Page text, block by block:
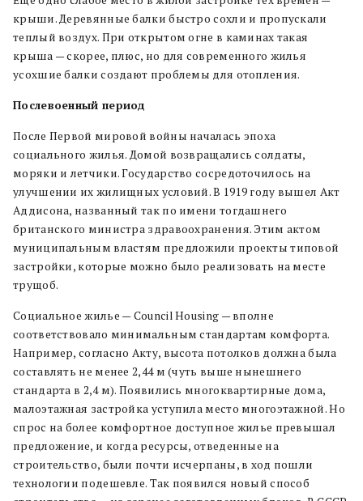
крыши. Деревянные балки быстро сохли и пропускали
теплый воздух. При открытом огне в каминах такая
крыша — скорее, плюс, но для современного жилья
усохшие балки создают проблемы для отопления.
Послевоенный период
После Первой мировой войны началась эпоха
социального жилья. Домой возвращались солдаты,
моряки и летчики. Государство сосредоточилось на
улучшении их жилищных условий. В 1919 году вышел Акт
Аддисона, названный так по имени тогдашнего
британского министра здравоохранения. Этим актом
муниципальным властям предложили проекты типовой
застройки, которые можно было реализовать на месте
трущоб.
Социальное жилье — Council Housing — вполне
соответствовало минимальным стандартам комфорта.
Например, согласно Акту, высота потолков должна была
составлять не менее 2,44 м (чуть выше нынешнего
стандарта в 2,4 м). Появились многоквартирные дома,
малоэтажная застройка уступила место многоэтажной. Но
спрос на более комфортное доступное жилье превышал
предложение, и когда ресурсы, отведенные на
строительство, были почти исчерпаны, в ход пошли
технологии подешевле. Так появился новый способ